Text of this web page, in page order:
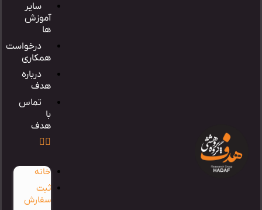
سایر
آموزش
ها
درخواست
همکاری
درباره
هدف
تماس
با
هدف
خانه
ثبت
سفارش